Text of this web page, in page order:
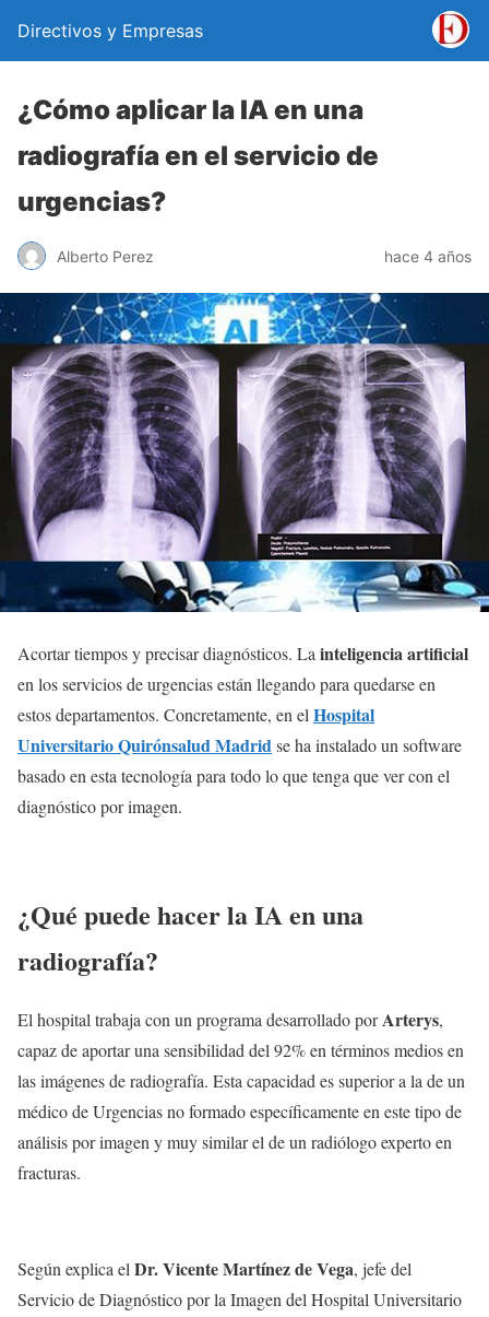
Directivos y Empresas
¿Cómo aplicar la IA en una
radiografía en el servicio de
urgencias?
Alberto Perez hace 4 años
Acortar tiempos y precisar diagnósticos. La inteligencia artificial
en los servicios de urgencias están llegando para quedarse en
estos departamentos. Concretamente, en el Hospital
Universitario Quirónsalud Madrid se ha instalado un software
basado en esta tecnología para todo lo que tenga que ver con el
diagnóstico por imagen.
¿Qué puede hacer la IA en una
radiografía?
El hospital trabaja con un programa desarrollado porArterys,
capaz de aportar una sensibilidad del 92% en términos medios en
las imágenes de radiografía. Esta capacidad es superior a la de un
médico de Urgencias no formado específicamente en este tipo de
análisis por imagen y muy similar el de un radiólogo experto en
fracturas.
Según explica elDr. Vicente Martínez de Vega, jefe del
Servicio de Diagnóstico por la Imagen del Hospital Universitario